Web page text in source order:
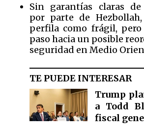
Sin garantías claras
por parte de
perfila como frágil,
paso hacia un posible
seguridad en Medio
TE PUEDE INTERESAR
Trump
a Todd
fiscal